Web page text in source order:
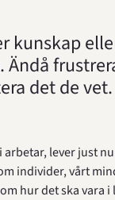
kunskap
Ändå
det de vet.
lever just
individer, vårt
hur det ska vara i